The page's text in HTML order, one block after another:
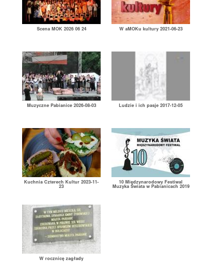
Scena MOK 2026 06 24 W aMOKu kultury 2021-06-23
Muzyczne Pabianice 2026-08-03 Ludzie i ich pasje 2017-12-05
Kuchnia Czterech Kultur 2023-11-
23
10 Międzynarodowy Festiwal
Muzyka Świata w Pabianicach 2019
W rocznicę zagłady